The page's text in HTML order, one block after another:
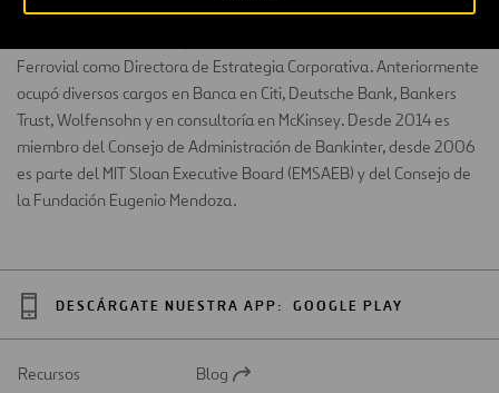
Sloan School of Management. Ha desarrollado su carrera en
Ferrovial como Directora de Estrategia Corporativa. Anteriormente
ocupó diversos cargos en Banca en Citi, Deutsche Bank, Bankers
Trust, Wolfensohn y en consultoría en McKinsey. Desde 2014 es
miembro del Consejo de Administración de Bankinter, desde 2006
es parte del MIT Sloan Executive Board (EMSAEB) y del Consejo de
la Fundación Eugenio Mendoza.
DESCÁRGATE NUESTRA APP: GOOGLE PLAY
Recursos
Abrir
Blog